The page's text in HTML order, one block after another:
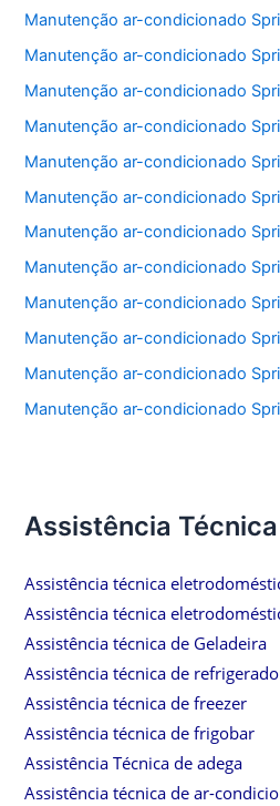
Manutenção ar-condicionado
Manutenção ar-condicionado
Manutenção ar-condicionado
Manutenção ar-condicionado
Manutenção ar-condicionado
Manutenção ar-condicionado
Manutenção ar-condicionado
Manutenção ar-condicionado
Manutenção ar-condicionado
Manutenção ar-condicionado
Manutenção ar-condicionado
Manutenção ar-condicionado
Assistência Técnica
Assistência técnica
Assistência técnica
Assistência técnica de Geladeira
Assistência técnica de
Assistência técnica de freezer
Assistência técnica de frigobar
Assistência Técnica de adega
Assistência técnica de ar-